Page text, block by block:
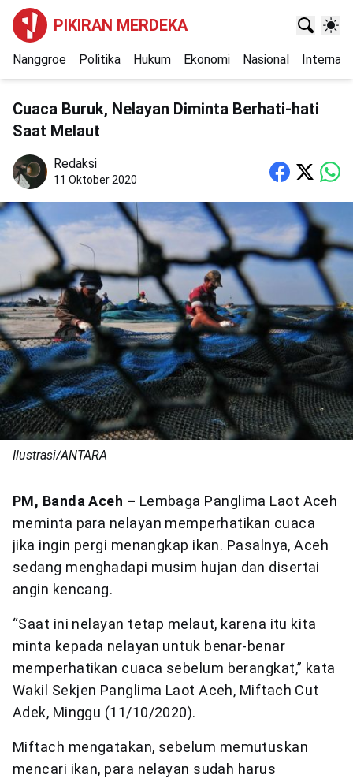
PIKIRAN MERDEKA
Nanggroe Politika Hukum Ekonomi Nasional
Cuaca Buruk, Nelayan Diminta Berhati-hati
Saat Melaut
Redaksi
11 Oktober 2020
Ilustrasi/ANTARA
PM, Banda Aceh – Lembaga Panglima Laot Aceh
meminta para nelayan memperhatikan cuaca
jika ingin pergi menangkap ikan. Pasalnya, Aceh
sedang menghadapi musim hujan dan disertai
angin kencang.
“Saat ini nelayan tetap melaut, karena itu kita
minta kepada nelayan untuk benar-benar
memperhatikan cuaca sebelum berangkat,” kata
Wakil Sekjen Panglima Laot Aceh, Miftach Cut
Adek, Minggu (11/10/2020).
Miftach mengatakan, sebelum memutuskan
mencari ikan, para nelayan sudah harus